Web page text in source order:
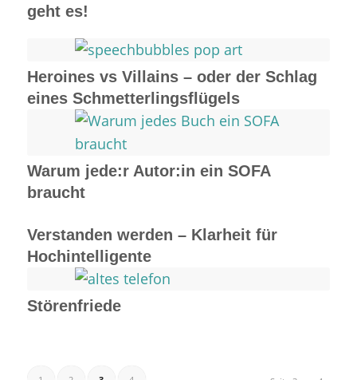
geht es!
Heroines vs Villains – oder der Schlag
eines Schmetterlingsflügels
Warum jede:r Autor:in ein SOFA
braucht
Verstanden werden – Klarheit für
Hochintelligente
Störenfriede